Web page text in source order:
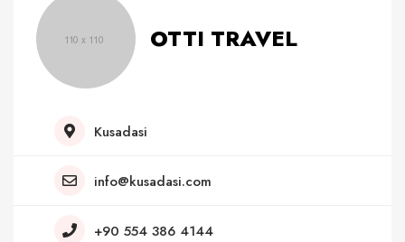
OTTI TRAVEL
Kusadasi
info@kusadasi.com
+90 554 386 4144